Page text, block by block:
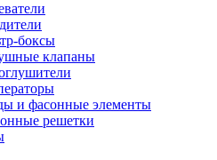
боксы
клапаны
и фасонные элементы
решетки